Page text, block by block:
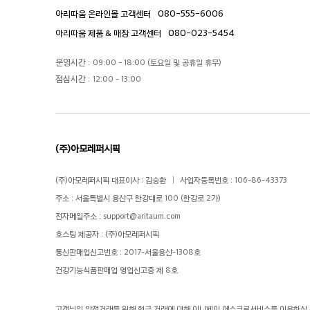
아리따움 온라인몰 고객센터 080-555-6006
아리따움 제품 & 매장 고객센터 080-023-5454
운영시간 : 09:00 - 18:00 (토요일 및 공휴일 휴무)
점심시간 : 12:00 - 13:00
(주)아모레퍼시픽
(주)아모레퍼시픽 대표이사 : 김승환
사업자등록번호 : 106-86-43373
주소 : 서울특별시 용산구 한강대로 100 (한강로 2가)
전자메일주소 : support@aritaum.com
호스팅 제공자 : (주)아모레퍼시픽
통신판매업신고번호 : 2017-서울용산-1308호
건강기능식품판매업 영업신고증 제 8호